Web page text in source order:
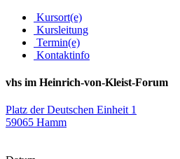
Kursort(e)
Kursleitung
Termin(e)
Kontaktinfo
vhs im Heinrich-von-Kleist-Forum
Platz der Deutschen Einheit 1
59065 Hamm